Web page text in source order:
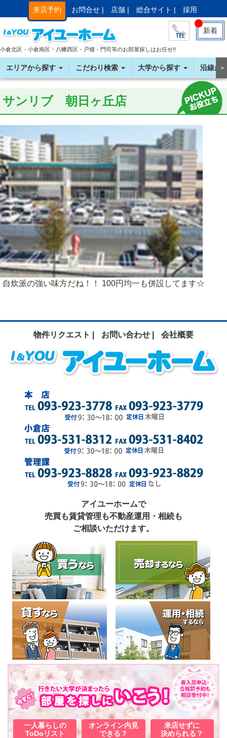
来店予約 お問合せ | 店舗 | 総合サイト | 採用
新着
小倉北区・小倉南区・八幡西区・戸畑・門司等のお部屋探しはお任せ!!
エリアから探す こだわり検索 大学から探す 沿線か＞
サンリブ 朝日ヶ丘店
自炊派の強い味方だね！！ 100円均一も併設してます☆
物件リクエスト | お問い合わせ | 会社概要
アイユーホームで
売買も賃貸管理も不動産運用・相続も
ご相談いただけます。
一人暮らしの
ToDoリスト
オンライン内見
できる？
来店せずに
決められる？